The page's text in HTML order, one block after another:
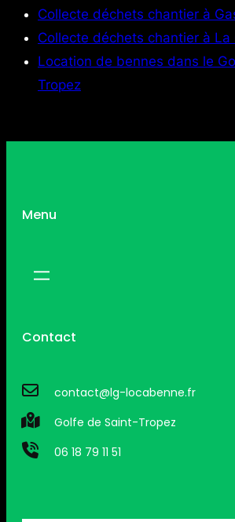
Collecte déchets chantier à
Collecte déchets chantier à La
Location de bennes dans le
Tropez
Menu
Contact
contact@lg-locabenne.fr
Golfe de Saint-Tropez
06 18 79 11 51